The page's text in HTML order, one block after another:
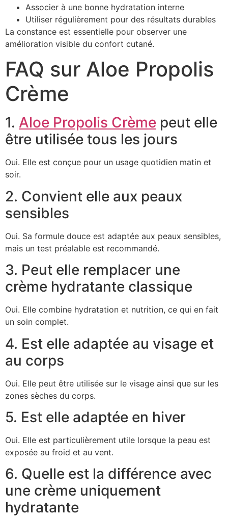
Associer à une bonne hydratation interne
Utiliser régulièrement pour des résultats durables
La constance est essentielle pour observer une
amélioration visible du confort cutané.
FAQ sur Aloe Propolis
Crème
1. Aloe Propolis Crème peut elle
être utilisée tous les jours
Oui. Elle est conçue pour un usage quotidien matin et
soir.
2. Convient elle aux peaux
sensibles
Oui. Sa formule douce est adaptée aux peaux sensibles,
mais un test préalable est recommandé.
3. Peut elle remplacer une
crème hydratante classique
Oui. Elle combine hydratation et nutrition, ce qui en fait
un soin complet.
4. Est elle adaptée au visage et
au corps
Oui. Elle peut être utilisée sur le visage ainsi que sur les
zones sèches du corps.
5. Est elle adaptée en hiver
Oui. Elle est particulièrement utile lorsque la peau est
exposée au froid et au vent.
6. Quelle est la différence avec
une crème uniquement
hydratante